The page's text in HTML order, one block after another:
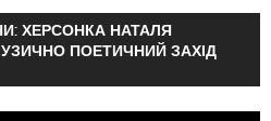
ХЕРСОНКА НАТАЛЯ
ПОЕТИЧНИЙ ЗАХІД